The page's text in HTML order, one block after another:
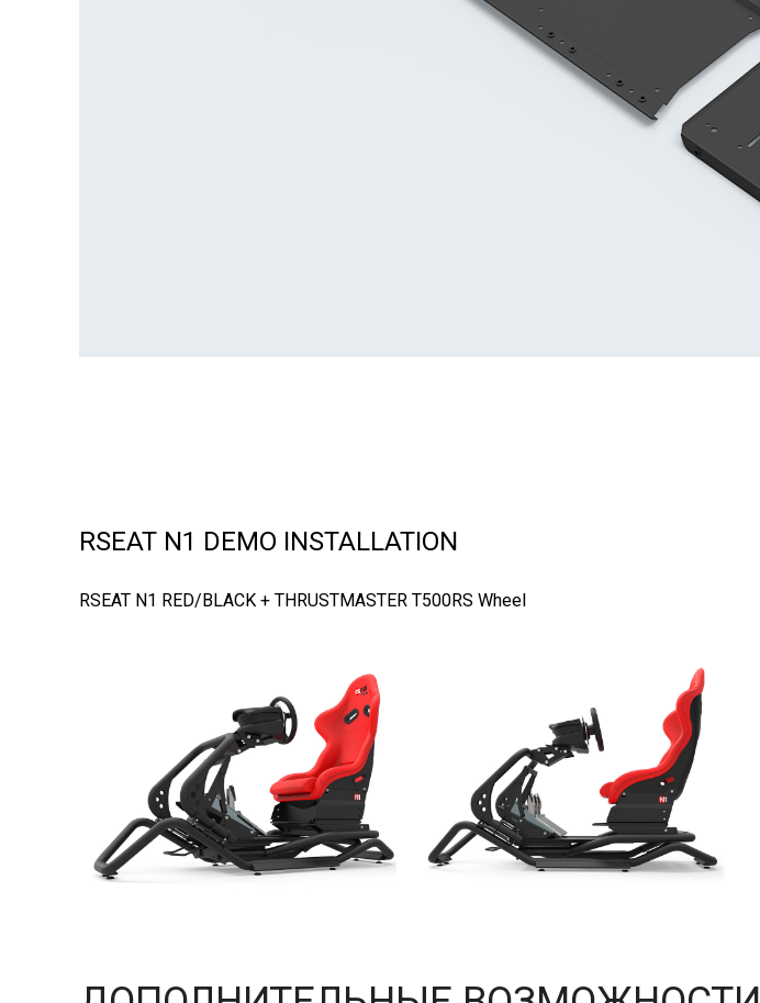
RSEAT N1 DEMO INSTALLATION
RSEAT N1 RED/BLACK + THRUSTMASTER T500RS Wheel